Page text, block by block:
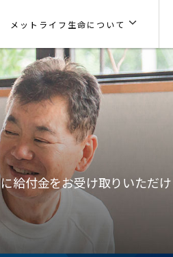
メットライフ生命について
給付金をお受け取りいただけ